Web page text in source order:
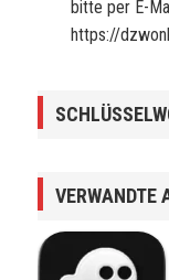
bitte per E-
https://
VERWANDTE